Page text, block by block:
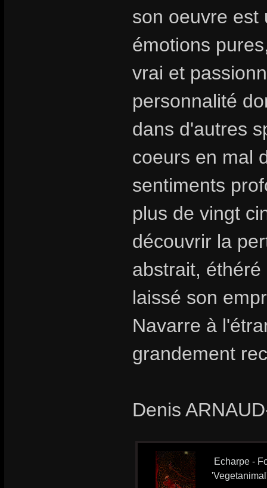
son oeuvre est
émotions
vrai et
personnalité
dans d'autres
coeurs en mal
sentiments
plus de vingt
découvrir la
abstrait,
laissé son
Navarre à
grandement
Denis
Echarpe -